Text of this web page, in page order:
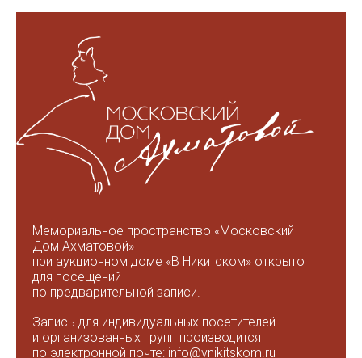
Мемориальное пространство «Московский
Дом Ахматовой»
при аукционном доме «В Никитском» открыто
для посещений
по предварительной записи.
Запись для индивидуальных посетителей
и организованных групп производится
по электронной почте: info@vnikitskom.ru